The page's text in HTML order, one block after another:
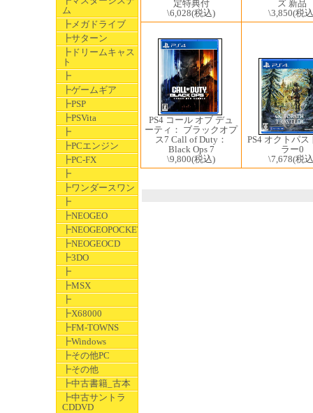
ム
┣メガドライブ
┣サターン
┣ドリームキャス
ト
┣
┣ゲームギア
┣PSP
┣PSVita
┣
┣PCエンジン
┣PC-FX
┣
┣ワンダースワン
┣
┣NEOGEO
┣NEOGEOPOCKET
┣NEOGEOCD
┣3DO
┣
┣MSX
┣
┣X68000
┣FM-TOWNS
┣Windows
┣その他PC
┣その他
┣中古書籍_古本
┣中古サントラ
CDDVD
定特典付
\6,028(税込)
ズ 新品
\3,850(税
PS4 コール オブ デュ
ーティ： ブラックオプ
ス7 Call of Duty：
Black Ops 7
\9,800(税込)
PS4 オクトパス
ラー0
\7,678(税